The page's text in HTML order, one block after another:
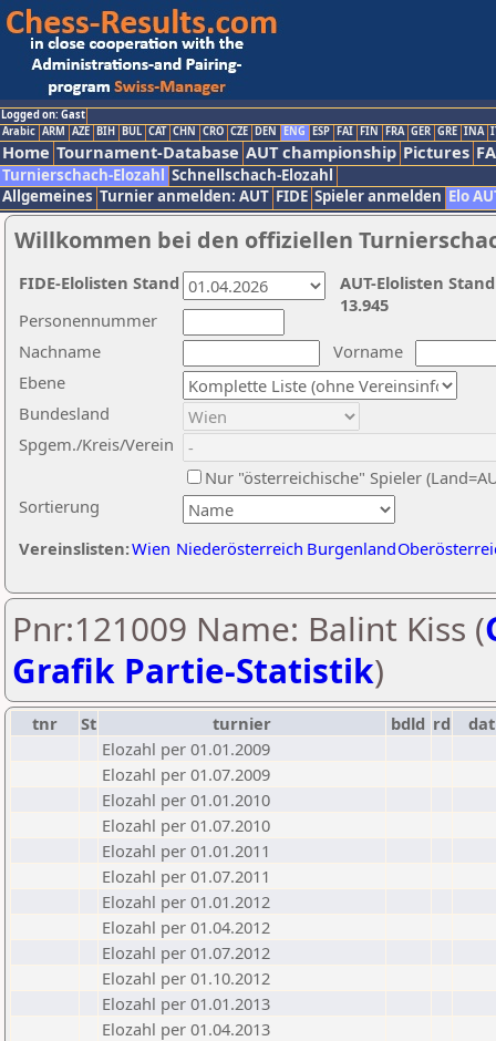
Logged on: Gast
Arabic ARM AZE BIH BUL CAT CHN CRO CZE DEN ENG ESP FAI FIN FRA GER GRE INA
Home Tournament-Database AUT championship Pictures
Turnierschach-Elozahl Schnellschach-Elozahl
Allgemeines Turnier anmelden: AUT FIDE Spieler anmelden Elo
Willkommen bei den offiziellen
Nachname
Vorname
Ebene
Sortierung
Personennummer
Bundesland
Spgem./Kreis/Verein
Nur "österreichische" Spieler
Vereinslisten:Wien Niederösterreich Burgenland
AUT-Elolisten
13.945
FIDE-Elolisten Stand
Pnr:121009 Name: Balint Kiss (
Grafik Partie-Statistik)
tnr St turnier bdld rd
Elozahl per 01.01.2009
Elozahl per 01.07.2009
Elozahl per 01.01.2010
Elozahl per 01.07.2010
Elozahl per 01.01.2011
Elozahl per 01.07.2011
Elozahl per 01.01.2012
Elozahl per 01.04.2012
Elozahl per 01.07.2012
Elozahl per 01.10.2012
Elozahl per 01.01.2013
Elozahl per 01.04.2013